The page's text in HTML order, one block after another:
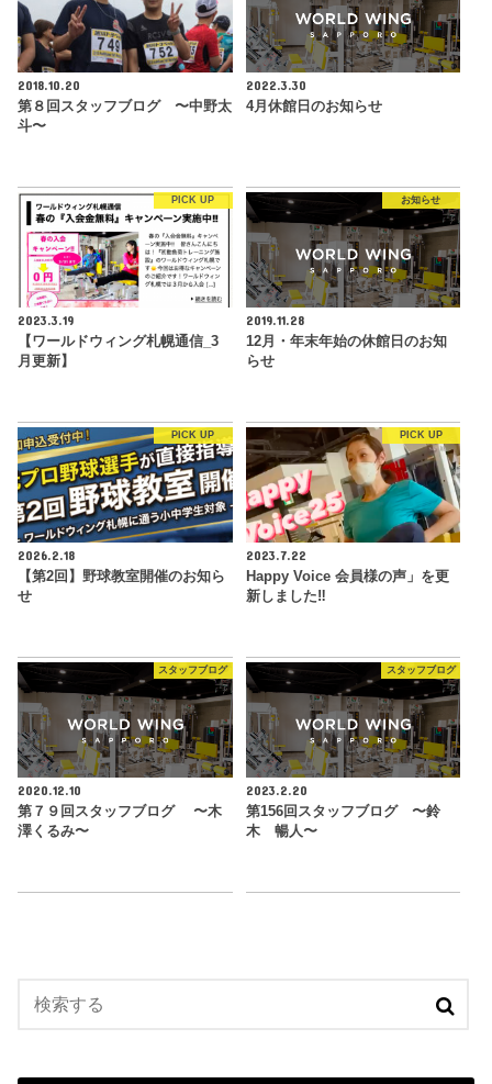
2018.10.20
第８回スタッフブログ 〜中野太
斗〜
2022.3.30
4月休館日のお知らせ
PICK UP
2023.3.19
【ワールドウィング札幌通信_3
月更新】
お知らせ
2019.11.28
12月・年末年始の休館日のお知
らせ
PICK UP
2026.2.18
【第2回】野球教室開催のお知ら
せ
PICK UP
2023.7.22
Happy Voice 会員様の声」を更
新しました‼︎
スタッフブログ
2020.12.10
第７９回スタッフブログ 〜木
澤くるみ〜
スタッフブログ
2023.2.20
第156回スタッフブログ 〜鈴
木 暢人〜